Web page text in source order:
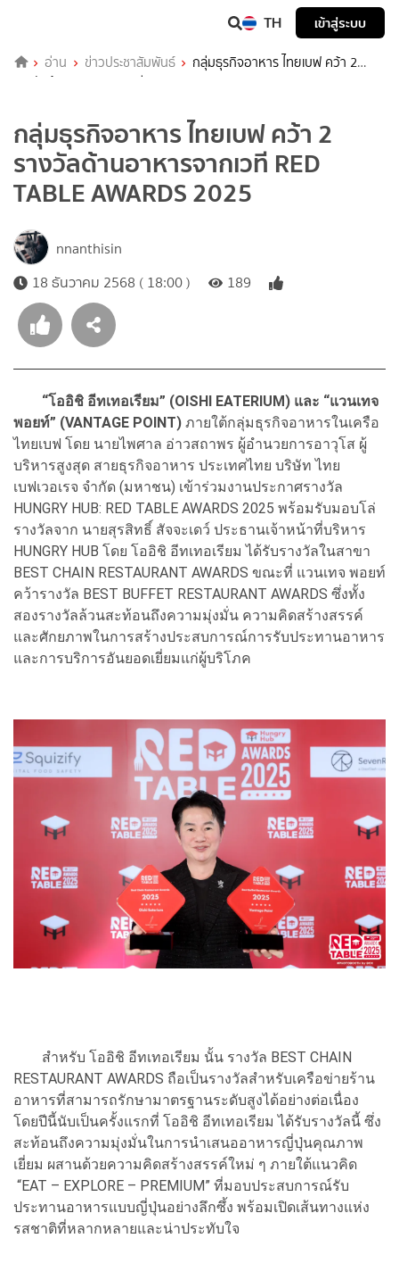
TH เข้าสู่ระบบ
อ่าน ข่าวประชาสัมพันธ์
กลุ่มธุรกิจอาหาร ไทยเบฟ คว้า 2
รางวัลด้านอาหารจากเวที RED TABLE AWARDS 2025
กลุ่มธุรกิจอาหาร ไทยเบฟ คว้า 2
รางวัลด้านอาหารจากเวที RED
TABLE AWARDS 2025
nnanthisin
18 ธันวาคม 2568 ( 18:00 )
189
“โออิชิ อีทเทอเรียม” (OISHI EATERIUM) และ “แวนเทจ
พอยท์” (VANTAGE POINT) ภายใต้กลุ่มธุรกิจอาหารในเครือ
ไทยเบฟ โดย นายไพศาล อ่าวสถาพร ผู้อำนวยการอาวุโส ผู้
บริหารสูงสุด สายธุรกิจอาหาร ประเทศไทย บริษัท ไทย
เบฟเวอเรจ จำกัด (มหาชน) เข้าร่วมงานประกาศรางวัล
HUNGRY HUB: RED TABLE AWARDS 2025 พร้อมรับมอบโล่
รางวัลจาก นายสุรสิทธิ์ สัจจะเดว์ ประธานเจ้าหน้าที่บริหาร
HUNGRY HUB โดย โออิชิ อีทเทอเรียม ได้รับรางวัลในสาขา
BEST CHAIN RESTAURANT AWARDS ขณะที่ แวนเทจ พอยท์
คว้ารางวัล BEST BUFFET RESTAURANT AWARDS ซึ่งทั้ง
สองรางวัลล้วนสะท้อนถึงความมุ่งมั่น ความคิดสร้างสรรค์
และศักยภาพในการสร้างประสบการณ์การรับประทานอาหาร
และการบริการอันยอดเยี่ยมแก่ผู้บริโภค
สำหรับ โออิชิ อีทเทอเรียม นั้น รางวัล BEST CHAIN
RESTAURANT AWARDS ถือเป็นรางวัลสำหรับเครือข่ายร้าน
อาหารที่สามารถรักษามาตรฐานระดับสูงได้อย่างต่อเนื่อง
โดยปีนี้นับเป็นครั้งแรกที่ โออิชิ อีทเทอเรียม ได้รับรางวัลนี้ ซึ่ง
สะท้อนถึงความมุ่งมั่นในการนำเสนออาหารญี่ปุ่นคุณภาพ
เยี่ยม ผสานด้วยความคิดสร้างสรรค์ใหม่ ๆ ภายใต้แนวคิด
“EAT – EXPLORE – PREMIUM” ที่มอบประสบการณ์รับ
ประทานอาหารแบบญี่ปุ่นอย่างลึกซึ้ง พร้อมเปิดเส้นทางแห่ง
รสชาติที่หลากหลายและน่าประทับใจ